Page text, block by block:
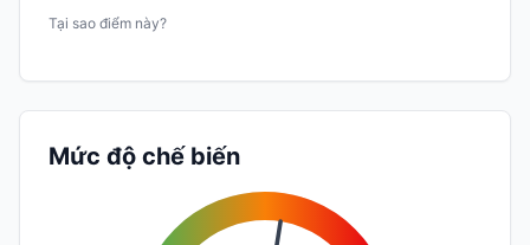
Tại sao điểm này?
Mức độ chế biến